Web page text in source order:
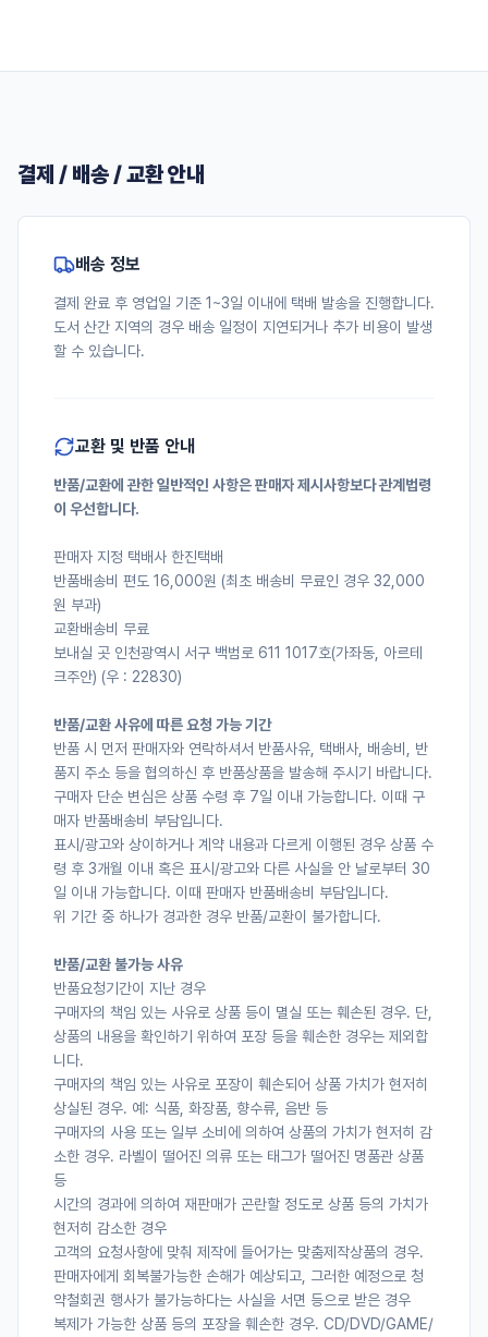
결제 / 배송 / 교환 안내
배송 정보
결제 완료 후 영업일 기준 1~3일 이내에 택배 발송을 진행합니다.
도서 산간 지역의 경우 배송 일정이 지연되거나 추가 비용이 발생
할 수 있습니다.
교환 및 반품 안내
반품/교환에 관한 일반적인 사항은 판매자 제시사항보다 관계법령
이 우선합니다.
판매자 지정 택배사 한진택배
반품배송비 편도 16,000원 (최초 배송비 무료인 경우 32,000
원 부과)
교환배송비 무료
보내실 곳 인천광역시 서구 백범로 611 1017호(가좌동, 아르테
크주안) (우 : 22830)
반품/교환 사유에 따른 요청 가능 기간
반품 시 먼저 판매자와 연락하셔서 반품사유, 택배사, 배송비, 반
품지 주소 등을 협의하신 후 반품상품을 발송해 주시기 바랍니다.
구매자 단순 변심은 상품 수령 후 7일 이내 가능합니다. 이때 구
매자 반품배송비 부담입니다.
표시/광고와 상이하거나 계약 내용과 다르게 이행된 경우 상품 수
령 후 3개월 이내 혹은 표시/광고와 다른 사실을 안 날로부터 30
일 이내 가능합니다. 이때 판매자 반품배송비 부담입니다.
위 기간 중 하나가 경과한 경우 반품/교환이 불가합니다.
반품/교환 불가능 사유
반품요청기간이 지난 경우
구매자의 책임 있는 사유로 상품 등이 멸실 또는 훼손된 경우. 단,
상품의 내용을 확인하기 위하여 포장 등을 훼손한 경우는 제외합
니다.
구매자의 책임 있는 사유로 포장이 훼손되어 상품 가치가 현저히
상실된 경우. 예: 식품, 화장품, 향수류, 음반 등
구매자의 사용 또는 일부 소비에 의하여 상품의 가치가 현저히 감
소한 경우. 라벨이 떨어진 의류 또는 태그가 떨어진 명품관 상품
등
시간의 경과에 의하여 재판매가 곤란할 정도로 상품 등의 가치가
현저히 감소한 경우
고객의 요청사항에 맞춰 제작에 들어가는 맞춤제작상품의 경우.
판매자에게 회복불가능한 손해가 예상되고, 그러한 예정으로 청
약철회권 행사가 불가능하다는 사실을 서면 등으로 받은 경우
복제가 가능한 상품 등의 포장을 훼손한 경우. CD/DVD/GAME/